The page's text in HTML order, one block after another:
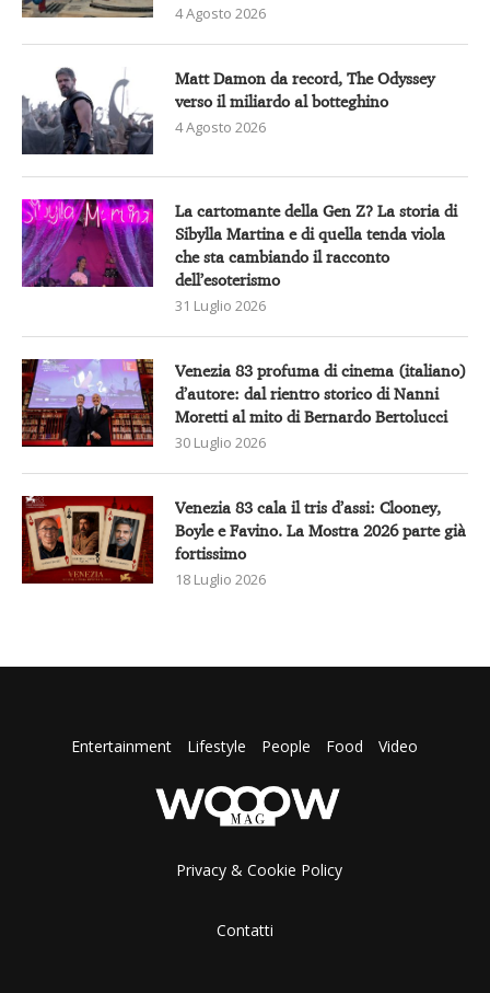
4 Agosto 2026
Matt Damon da record, The Odyssey
verso il miliardo al botteghino
4 Agosto 2026
La cartomante della Gen Z? La storia di
Sibylla Martina e di quella tenda viola
che sta cambiando il racconto
dell’esoterismo
31 Luglio 2026
Venezia 83 profuma di cinema (italiano)
d’autore: dal rientro storico di Nanni
Moretti al mito di Bernardo Bertolucci
30 Luglio 2026
Venezia 83 cala il tris d’assi: Clooney,
Boyle e Favino. La Mostra 2026 parte già
fortissimo
18 Luglio 2026
Entertainment Lifestyle People Food Video
Privacy & Cookie Policy
Contatti